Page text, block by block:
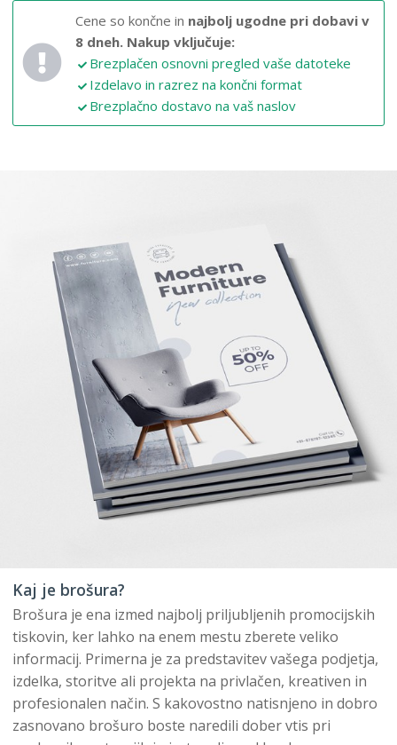
Cene so končne in najbolj ugodne pri dobavi v
8 dneh. Nakup vključuje:
Brezplačen osnovni pregled vaše datoteke
Izdelavo in razrez na končni format
Brezplačno dostavo na vaš naslov
Kaj je brošura?
Brošura je ena izmed najbolj priljubljenih promocijskih
tiskovin, ker lahko na enem mestu zberete veliko
informacij. Primerna je za predstavitev vašega podjetja,
izdelka, storitve ali projekta na privlačen, kreativen in
profesionalen način. S kakovostno natisnjeno in dobro
zasnovano brošuro boste naredili dober vtis pri